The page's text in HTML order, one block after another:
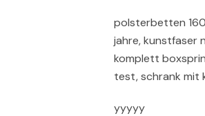
polsterbetten
jahre, kunstfaser
komplett
test, schrank mit
yyyyy